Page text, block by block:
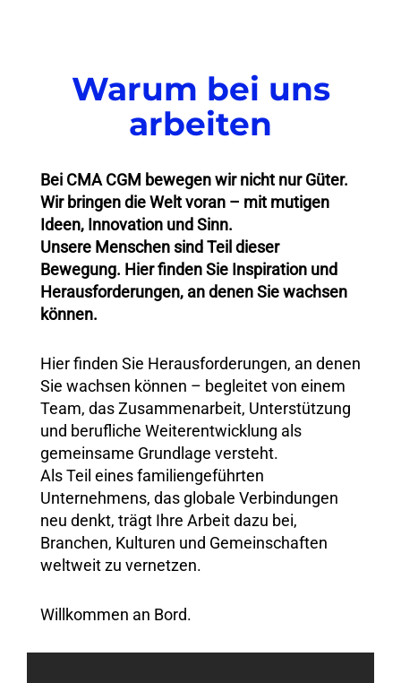
Warum bei uns
arbeiten
Bei CMA CGM bewegen wir nicht nur Güter.
Wir bringen die Welt voran – mit mutigen
Ideen, Innovation und Sinn.
Unsere Menschen sind Teil dieser
Bewegung. Hier finden Sie Inspiration und
Herausforderungen, an denen Sie wachsen
können.
Hier finden Sie Herausforderungen, an denen
Sie wachsen können – begleitet von einem
Team, das Zusammenarbeit, Unterstützung
und berufliche Weiterentwicklung als
gemeinsame Grundlage versteht.
Als Teil eines familiengeführten
Unternehmens, das globale Verbindungen
neu denkt, trägt Ihre Arbeit dazu bei,
Branchen, Kulturen und Gemeinschaften
weltweit zu vernetzen.
Willkommen an Bord.